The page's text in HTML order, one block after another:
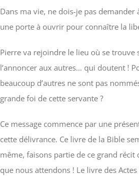
Dans ma vie, ne dois-je pas
une porte à ouvrir pour connaître la
Pierre va rejoindre le lieu où se
l’annoncer aux autres… qui doutent !
beaucoup d’autres ne sont pas
grande foi de cette servante ?
Ce message commence par une
cette délivrance. Ce livre de la Bible
même, faisons partie de ce grand
que nous attendons ! Le livre des